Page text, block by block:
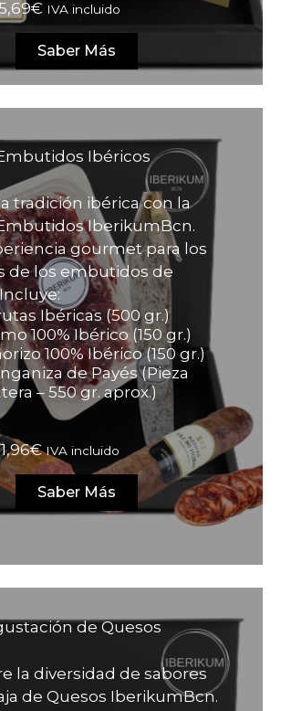
€El
actual
55,69€.
IVA incluido
Saber Más
Ibéricos
tradición ibérica con la
IberikumBcn.
gourmet para los
de los embutidos de
Ibéricas (500 gr.)
100% Ibérico (150 gr.)
100% Ibérico (150 gr.)
de Payés (Pieza
– 550 gr. aprox.)
€El
precio
actual
IVA incluido
Saber Más
de Quesos
la diversidad de sabores
de Quesos IberikumBcn.